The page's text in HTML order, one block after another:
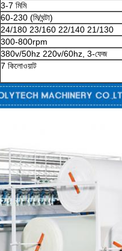
3-7 মিমি
60-230 (মি/ঘন্টা)
24/180 23/160 22/140 21/130
300-800rpm
380v/50hz 220v/60hz, 3-ফেজ
7 কিলোওয়াট